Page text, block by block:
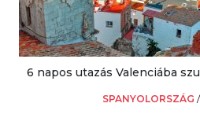
6 napos utazás Valenciába
SPANYOLORSZÁG /